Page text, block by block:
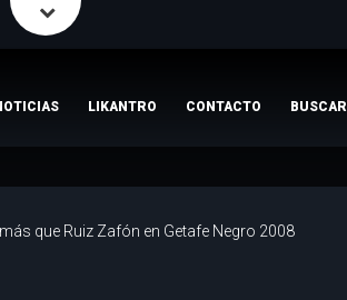
LIKANTRO CONTACTO BUSCAR
que Ruiz Zafón en Getafe Negro 2008